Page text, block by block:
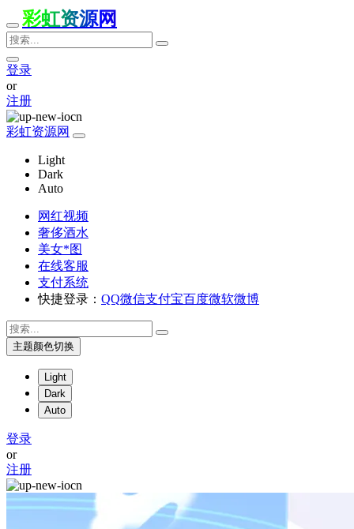
彩虹资源网
登录
or
注册
彩虹资源网
Light
Dark
Auto
网红视频
奢侈酒水
美女*图
在线客服
支付系统
快捷登录： QQ微信支付宝百度微软微博
主题颜色切换
Light
Dark
Auto
登录
or
注册